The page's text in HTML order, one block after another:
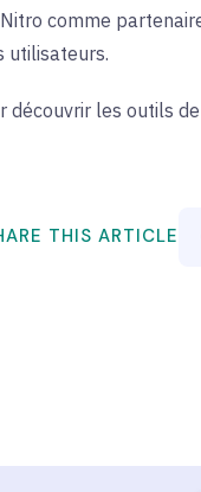
comme
utilisateurs.
découvrir les outils
THIS ARTICLE